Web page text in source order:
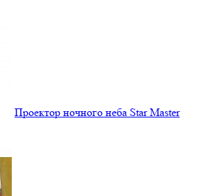
Проектор ночного неба Star Master